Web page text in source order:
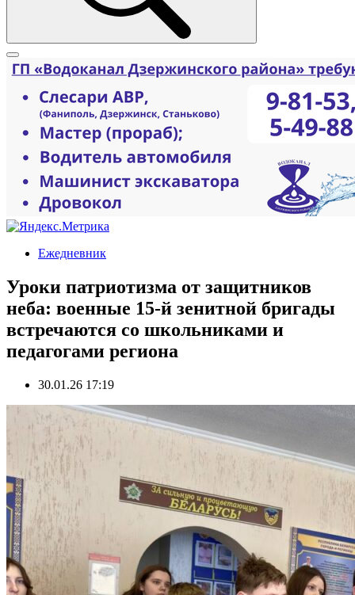
Ежедневник
Уроки патриотизма от защитников
неба: военные 15-й зенитной бригады
встречаются со школьниками и
педагогами региона
30.01.26 17:19